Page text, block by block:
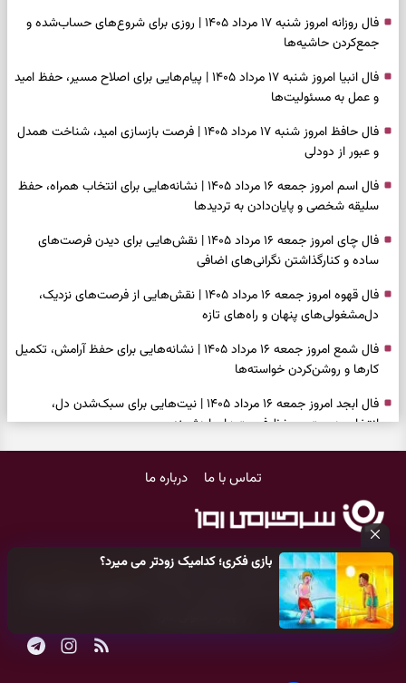
بازی فکری؛ کدامیک زودتر می میرد؟
فال روزانه امروز شنبه ۱۷ مرداد ۱۴۰۵ | روزی برای شروع‌های حساب‌شده و
جمع‌کردن حاشیه‌ها
فال انبیا امروز شنبه ۱۷ مرداد ۱۴۰۵ | پیام‌هایی برای اصلاح مسیر، حفظ امید
و عمل به مسئولیت‌ها
فال حافظ امروز شنبه ۱۷ مرداد ۱۴۰۵ | فرصت بازسازی امید، شناخت همدل
و عبور از دودلی
فال اسم امروز جمعه ۱۶ مرداد ۱۴۰۵ | نشانه‌هایی برای انتخاب همراه، حفظ
سلیقه شخصی و پایان‌دادن به تردیدها
فال چای امروز جمعه ۱۶ مرداد ۱۴۰۵ | نقش‌هایی برای دیدن فرصت‌های
ساده و کنارگذاشتن نگرانی‌های اضافی
فال قهوه امروز جمعه ۱۶ مرداد ۱۴۰۵ | نقش‌هایی از فرصت‌های نزدیک،
دل‌مشغولی‌های پنهان و راه‌های تازه
فال شمع امروز جمعه ۱۶ مرداد ۱۴۰۵ | نشانه‌هایی برای حفظ آرامش، تکمیل
کارها و روشن‌کردن خواسته‌ها
فال ابجد امروز جمعه ۱۶ مرداد ۱۴۰۵ | نیت‌هایی برای سبک‌شدن دل،
انتخاب درست و حفظ فرصت‌های ارزشمند
شنیدن ندای درون و حرکت در زمان مناسب
دیدن ارزش مسیرهای آرام
وقتی همه راه‌ها بسته شد، این دعای گشایش را بخوانید؛ ذکر معتبر برای
آسان شدن فوری کارهای سخت
تماس با ما درباره ما
کلیه حقوق مادی و معنوی این سایت متعلق بهپایگاه خبری سرگرمی روز
می‌باشد و هر گونه کپی‌برداری توسط دیگر سایت‌ها